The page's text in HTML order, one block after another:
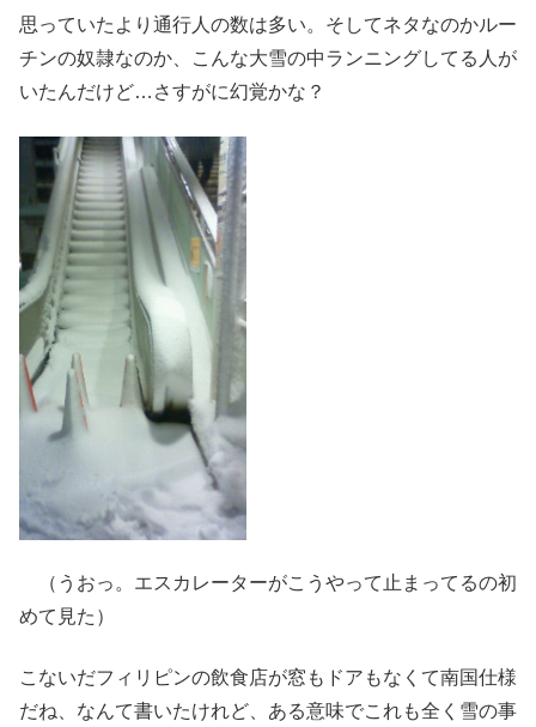
思っていたより通行人の数は多い。そしてネタなのかルー
チンの奴隷なのか、こんな大雪の中ランニングしてる人が
いたんだけど…さすがに幻覚かな？
（うおっ。エスカレーターがこうやって止まってるの初
めて見た）
こないだフィリピンの飲食店が窓もドアもなくて南国仕様
だね、なんて書いたけれど、ある意味でこれも全く雪の事